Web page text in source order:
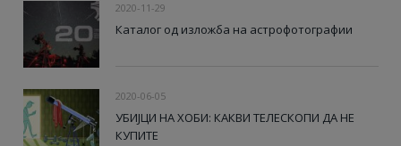
2020-11-29
Каталог од изложба на астрофотографии
2020-06-05
УБИЈЦИ НА ХОБИ: КАКВИ ТЕЛЕСКОПИ ДА НЕ
КУПИТЕ